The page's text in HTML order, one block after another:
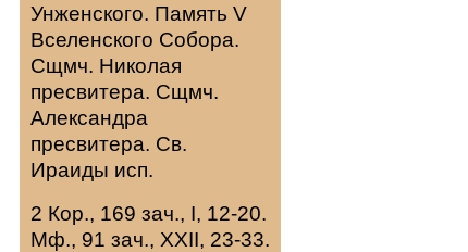
Унженского. Память V
Вселенского Собора.
Сщмч. Николая
пресвитера. Сщмч.
Александра
пресвитера. Св.
Ираиды исп.
2 Кор., 169 зач., I, 12-20.
Мф., 91 зач., XXII, 23-33.